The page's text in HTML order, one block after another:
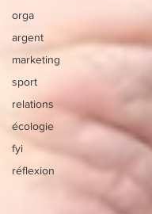
orga
argent
marketing
sport
relations
écologie
fyi
réflexion